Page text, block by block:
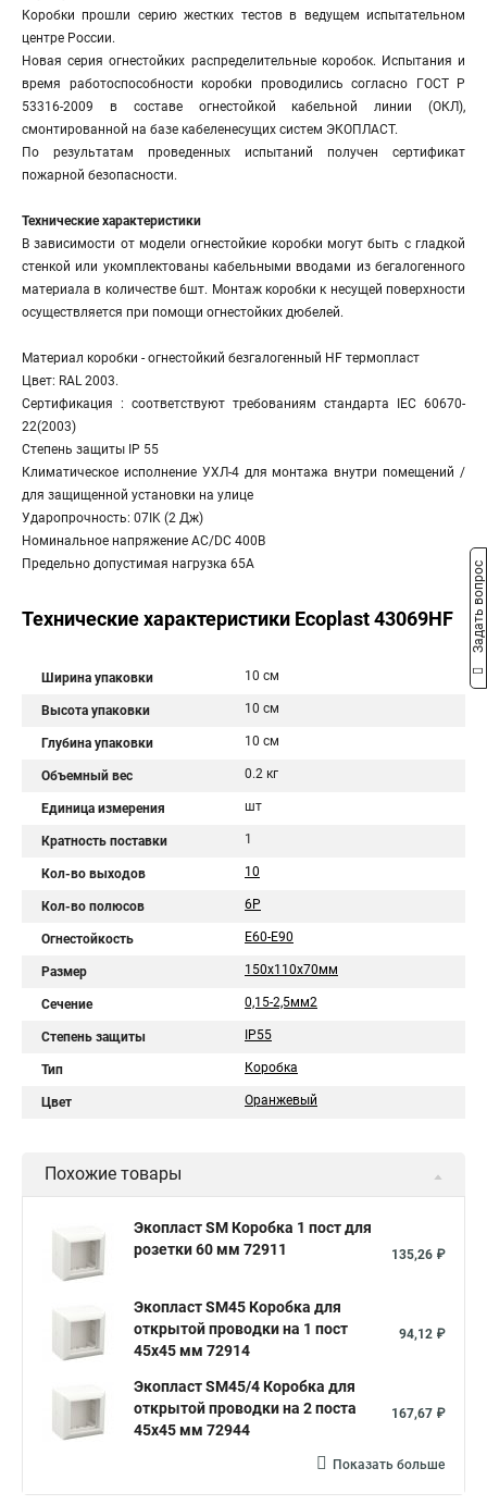
Коробки прошли серию жестких тестов в ведущем испытательном
центре России.
Новая серия огнестойких распределительные коробок. Испытания и
время работоспособности коробки проводились согласно ГОСТ Р
53316-2009 в составе огнестойкой кабельной линии (ОКЛ),
смонтированной на базе кабеленесущих систем ЭКОПЛАСТ.
По результатам проведенных испытаний получен сертификат
пожарной безопасности.
Технические характеристики
В зависимости от модели огнестойкие коробки могут быть с гладкой
стенкой или укомплектованы кабельными вводами из бегалогенного
материала в количестве 6шт. Монтаж коробки к несущей поверхности
осуществляется при помощи огнестойких дюбелей.
Материал коробки - огнестойкий безгалогенный HF термопласт
Цвет: RAL 2003.
Сертификация : соответствуют требованиям стандарта IEC 60670-
22(2003)
Степень защиты IP 55
Климатическое исполнение УХЛ-4 для монтажа внутри помещений /
для защищенной установки на улице
Ударопрочность: 07IK (2 Дж)
Номинальное напряжение AC/DC 400В
Предельно допустимая нагрузка 65A
Технические характеристики Ecoplast 43069HF
Ширина упаковки 10 см
Высота упаковки 10 см
Глубина упаковки 10 см
Объемный вес 0.2 кг
Единица измерения шт
Кратность поставки 1
Кол-во выходов 10
Кол-во полюсов 6Р
Огнестойкость E60-E90
Размер 150х110х70мм
Сечение 0,15-2,5мм2
Степень защиты IP55
Тип Коробка
Цвет Оранжевый
Похожие товары
Экопласт SM Коробка 1 пост для
розетки 60 мм 72911
135,26 ₽
Экопласт SM45 Коробка для
открытой проводки на 1 пост
45х45 мм 72914
94,12 ₽
Экопласт SM45/4 Коробка для
открытой проводки на 2 поста
45х45 мм 72944
167,67 ₽
Показать больше
Задать вопрос